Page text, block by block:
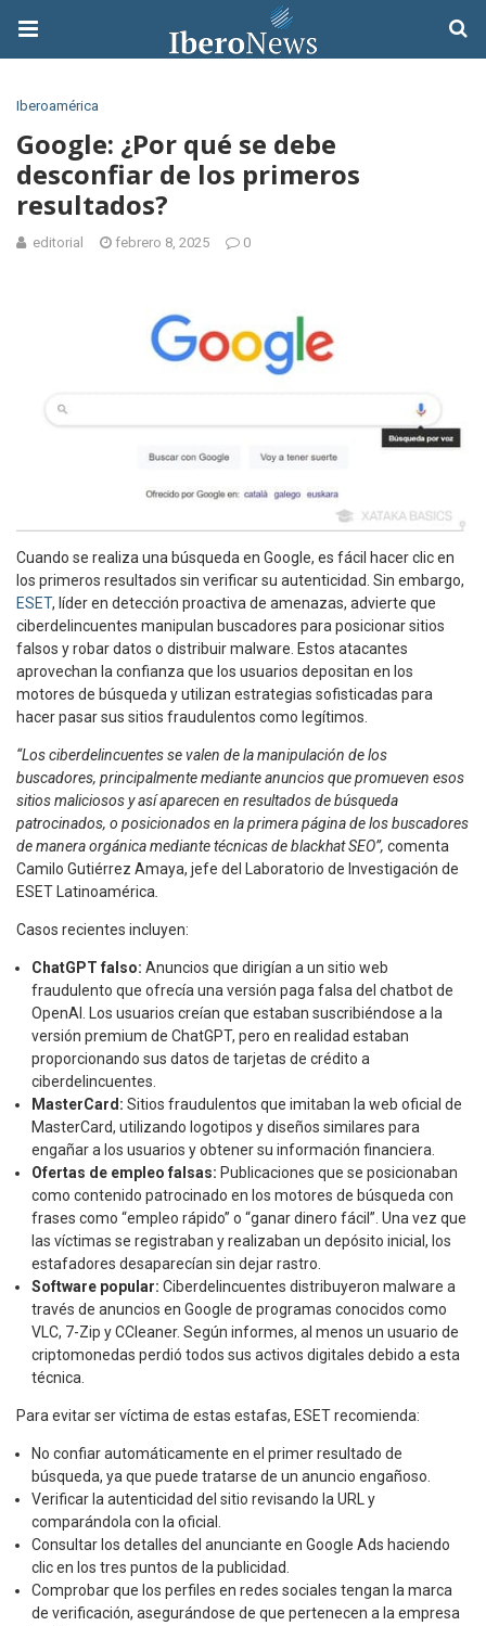
Iberoamérica
Google: ¿Por qué se debe
desconfiar de los primeros
resultados?
editorial febrero 8, 2025 0
Cuando se realiza una búsqueda en Google, es fácil hacer clic en
los primeros resultados sin verificar su autenticidad. Sin embargo,
ESET, líder en detección proactiva de amenazas, advierte que
ciberdelincuentes manipulan buscadores para posicionar sitios
falsos y robar datos o distribuir malware. Estos atacantes
aprovechan la confianza que los usuarios depositan en los
motores de búsqueda y utilizan estrategias sofisticadas para
hacer pasar sus sitios fraudulentos como legítimos.
“Los ciberdelincuentes se valen de la manipulación de los
buscadores, principalmente mediante anuncios que promueven esos
sitios maliciosos y así aparecen en resultados de búsqueda
patrocinados, o posicionados en la primera página de los buscadores
de manera orgánica mediante técnicas de blackhat SEO”, comenta
Camilo Gutiérrez Amaya, jefe del Laboratorio de Investigación de
ESET Latinoamérica
Casos recientes incluyen:
ChatGPT falso: Anuncios que dirigían a un sitio web
fraudulento que ofrecía una versión paga falsa del chatbot de
OpenAI. Los usuarios creían que estaban suscribiéndose a la
versión premium de ChatGPT, pero en realidad estaban
proporcionando sus datos de tarjetas de crédito a
ciberdelincuentes.
MasterCard: Sitios fraudulentos que imitaban la web oficial de
MasterCard, utilizando logotipos y diseños similares para
engañar a los usuarios y obtener su información financiera.
Ofertas de empleo falsas: Publicaciones que se posicionaban
como contenido patrocinado en los motores de búsqueda con
frases como “empleo rápido” o “ganar dinero fácil”. Una vez que
las víctimas se registraban y realizaban un depósito inicial, los
estafadores desaparecían sin dejar rastro.
Software popular: Ciberdelincuentes distribuyeron malware a
través de anuncios en Google de programas conocidos como
VLC, 7-Zip y CCleaner. Según informes, al menos un usuario de
criptomonedas perdió todos sus activos digitales debido a esta
técnica.
Para evitar ser víctima de estas estafas, ESET recomienda:
No confiar automáticamente en el primer resultado de
búsqueda, ya que puede tratarse de un anuncio engañoso.
Verificar la autenticidad del sitio revisando la URL y
comparándola con la oficial.
Consultar los detalles del anunciante en Google Ads haciendo
clic en los tres puntos de la publicidad.
Comprobar que los perfiles en redes sociales tengan la marca
de verificación, asegurándose de que pertenecen a la empresa